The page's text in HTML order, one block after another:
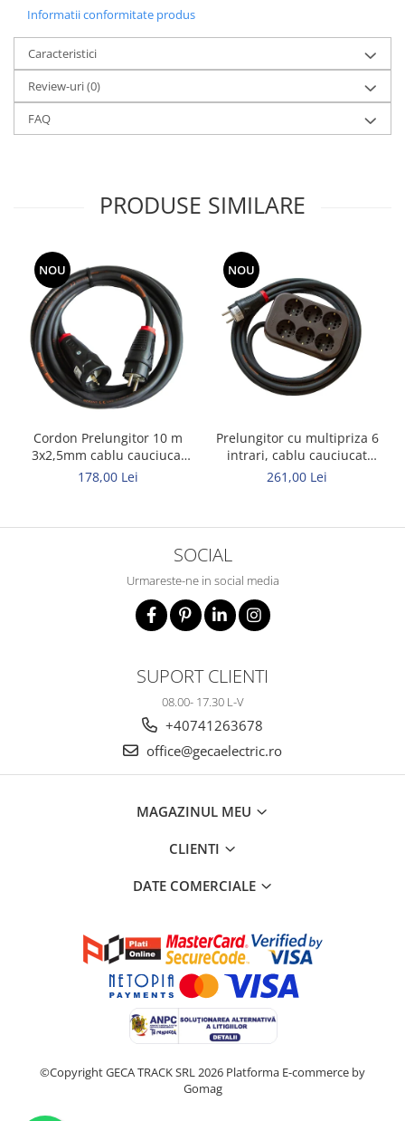
Informatii conformitate produs
Caracteristici
Review-uri(0)
FAQ
PRODUSE SIMILARE
NOU
Cordon Prelungitor 10 m
3x2,5mm cablu cauciucat
Titanex
178,00 Lei
NOU
Prelungitor cu multipriza 6
intrari, cablu cauciucat
Titanex 10m 3x2,5mm
261,00 Lei
SOCIAL
Urmareste-ne in social media
SUPORT CLIENTI
08.00- 17.30 L-V
+40741263678
office@gecaelectric.ro
MAGAZINUL MEU
CLIENTI
DATE COMERCIALE
©Copyright GECA TRACK SRL 2026 Platforma E-commerce by
Gomag